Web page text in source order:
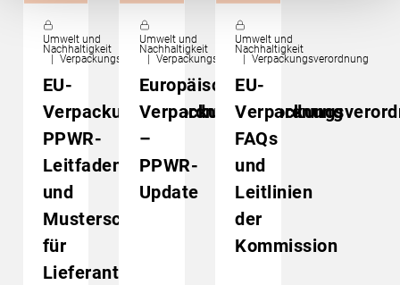
Umwelt und
Nachhaltigkeit
Verpackungsverordnung
EU-
Verpackungsverordnung:
PPWR-
Leitfaden
und
Musterschreiben
für
Lieferanten
Umwelt und
Nachhaltigkeit
Verpackungsverordnung
Europäische
Verpackungsverordnung
–
PPWR-
Update
Umwelt und
Nachhaltigkeit
Verpackungsverordnung
EU-
FAQs
und
Leitlinien
der
Kommission